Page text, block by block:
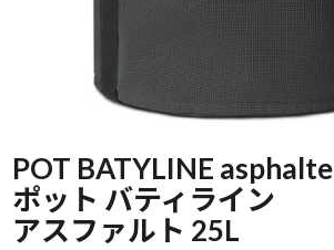
POT BATYLINE asphalte
ポット バティライン
アスファルト 25L